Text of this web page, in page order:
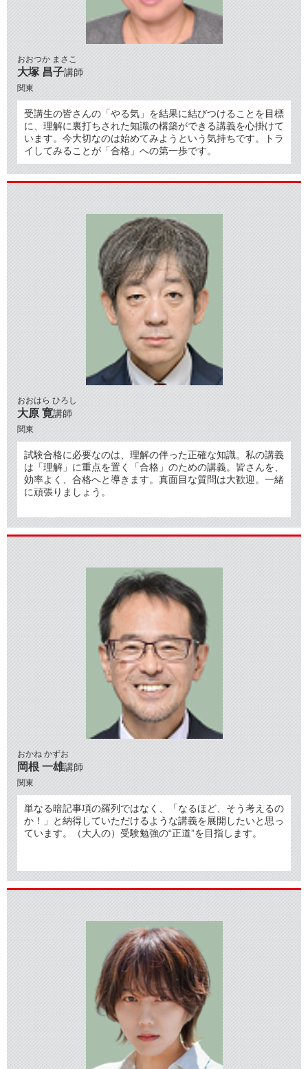
おおつか まさこ
大塚 昌子講師
関東
受講生の皆さんの「やる気」を結果に結びつけることを目標
に、理解に裏打ちされた知識の構築ができる講義を心掛けて
います。今大切なのは始めてみようという気持ちです。トラ
イしてみることが「合格」への第一歩です。
おおはら ひろし
大原 寛講師
関東
試験合格に必要なのは、理解の伴った正確な知識。私の講義
は「理解」に重点を置く「合格」のための講義。皆さんを、
効率よく、合格へと導きます。真面目な質問は大歓迎。一緒
に頑張りましょう。
おかね かずお
岡根 一雄講師
関東
単なる暗記事項の羅列ではなく、「なるほど、そう考えるの
か！」と納得していただけるような講義を展開したいと思っ
ています。（大人の）受験勉強の“正道”を目指します。